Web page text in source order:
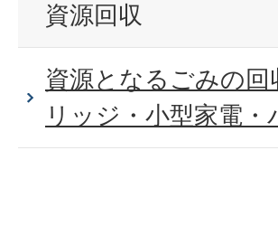
資源回収
資源となるごみの
リッジ・小型家電・